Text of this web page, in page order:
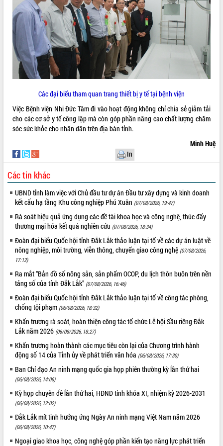
quan trọng
Bí thư Tỉnh ủy Lương Nguyễn Minh
Triết thăm, tặng quà người có công với
cách mạng
Rà soát, hoàn thiện hệ thống thiết chế
văn hóa, thể thao đáp ứng yêu cầu
phát triển mới
mặt Đoàn chuyên gia y tế TP. Hồ Chí
Minh
Lễ truy điệu và an táng hài cốt liệt sĩ
tại Nghĩa trang Liệt sĩ xã Sơn Hòa
xuất khẩu sầu riêng và triển khai quy
định EUDR
Thứ trưởng Bộ Nông nghiệp và Môi
trường Nguyễn Hoàng Hiệp khảo sát
vùng trồng và doanh nghiệp đóng gói
sầu riêng tại Đắk Lắk
Trình diễn nghệ thuật chế biến các
món ăn từ sầu riêng
Đắk Lắk công bố Quy hoạch và xúc
tiến đầu tư tỉnh
Ngành cá ngừ Đắk Lắk chủ động thích
ứng để giữ vững thị trường xuất khẩu
Diễn đàn Kinh tế tư nhân Việt Nam đột
phá cơ chế - Hợp tác công tư
Đề án 06 tạo bước ngoặt đột phá trong
Kết nối tour, đẩy mạnh chuyển đổi số
để phát triển du lịch Đắk Lắk
Khởi động Dự án Đầu tư xây dựng hạ
tầng kỹ thuật Cụm công nghiệp Tân
Tiến
Gặp mặt các cơ quan báo chí nhân Kỷ
niệm 101 năm Ngày Báo chí Cách
mạng Việt Nam
Đắk Lắk sơ kết 4 năm triển khai thực
hiện Đề án 06 của Chính phủ
Họp báo thông tin về Hội nghị Công bố
LIÊN KẾT WEB
THỐNG KÊ TRUY CẬP
Hôm nay: 26612
Các đại biểu tham quan trang thiết bị y tế tại bệnh viện
Việc Bệnh viện Nhi Đức Tâm đi vào hoạt động không chỉ chia sẻ giảm tải
cho các cơ sở y tế công lập mà còn góp phần nâng cao chất lượng chăm
sóc sức khỏe cho nhân dân trên địa bàn tỉnh.
Minh Huệ
In
Các tin khác
UBND tỉnh làm việc với Chủ đầu tư dự án Đầu tư xây dựng và kinh doanh
kết cấu hạ tầng Khu công nghiệp Phú Xuân (07/08/2026, 19:47)
Rà soát hiệu quả ứng dụng các đề tài khoa học và công nghệ, thúc đẩy
thương mại hóa kết quả nghiên cứu (07/08/2026, 18:34)
Đoàn đại biểu Quốc hội tỉnh Đắk Lắk thảo luận tại tổ về các dự án luật về
nông nghiệp, môi trường, viễn thông, chuyển giao công nghệ (07/08/2026,
17:12)
Ra mắt “Bản đồ số nông sản, sản phẩm OCOP, du lịch thôn buôn trên nền
tảng số của tỉnh Đắk Lắk” (07/08/2026, 16:46)
Đoàn đại biểu Quốc hội tỉnh Đắk Lắk thảo luận tại tổ về công tác phòng,
chống tội phạm (06/08/2026, 18:32)
Khẩn trương rà soát, hoàn thiện công tác tổ chức Lễ hội Sầu riêng Đắk
Lắk năm 2026 (06/08/2026, 18:27)
Khẩn trương hoàn thành các mục tiêu còn lại của Chương trình hành
động số 14 của Tỉnh ủy về phát triển văn hóa (06/08/2026, 17:30)
Ban Chỉ đạo An ninh mạng quốc gia họp phiên thường kỳ lần thứ hai
(06/08/2026, 14:06)
Kỳ họp chuyên đề lần thứ hai, HĐND tỉnh khóa XI, nhiệm kỳ 2026-2031
(06/08/2026, 12:02)
Đắk Lắk mít tinh hưởng ứng Ngày An ninh mạng Việt Nam năm 2026
(06/08/2026, 10:47)
Ngoại giao khoa học, công nghệ góp phần kiến tạo năng lực phát triển